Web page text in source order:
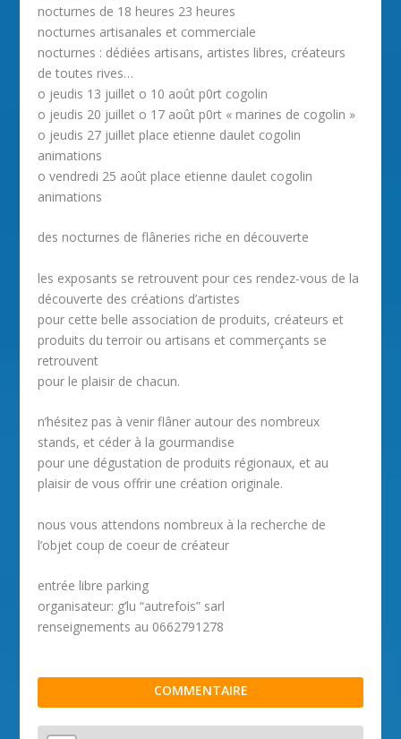
nocturnes de 18 heures 23 heures
nocturnes artisanales et commerciale
nocturnes : dédiées artisans, artistes libres, créateurs
de toutes rives…
o jeudis 13 juillet o 10 août p0rt cogolin
o jeudis 20 juillet o 17 août p0rt « marines de cogolin »
o jeudis 27 juillet place etienne daulet cogolin
animations
o vendredi 25 août place etienne daulet cogolin
animations
des nocturnes de flâneries riche en découverte
les exposants se retrouvent pour ces rendez-vous de la
découverte des créations d’artistes
pour cette belle association de produits, créateurs et
produits du terroir ou artisans et commerçants se
retrouvent
pour le plaisir de chacun.
n’hésitez pas à venir flâner autour des nombreux
stands, et céder à la gourmandise
pour une dégustation de produits régionaux, et au
plaisir de vous offrir une création originale.
nous vous attendons nombreux à la recherche de
l’objet coup de coeur de créateur
entrée libre parking
organisateur: g’lu “autrefois” sarl
renseignements au 0662791278
COMMENTAIRE